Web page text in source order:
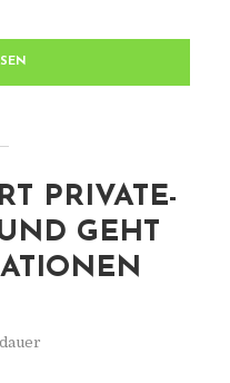
PRIVATE-
GEHT